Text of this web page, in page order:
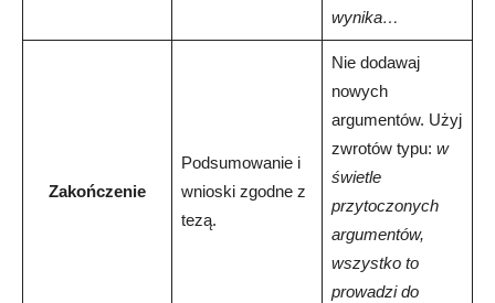
wynika…
Zakończenie
Podsumowanie i
wnioski zgodne z
tezą.
Nie dodawaj
nowych
argumentów. Użyj
zwrotów typu: w
świetle
przytoczonych
argumentów,
wszystko to
prowadzi do